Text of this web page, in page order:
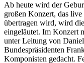
Ab heute wird der
großen Konzert, das
übertragen wird, wird
eingeläutet. Im Konzert
unter Leitung von
Bundespräsidenten
Komponisten gedacht.